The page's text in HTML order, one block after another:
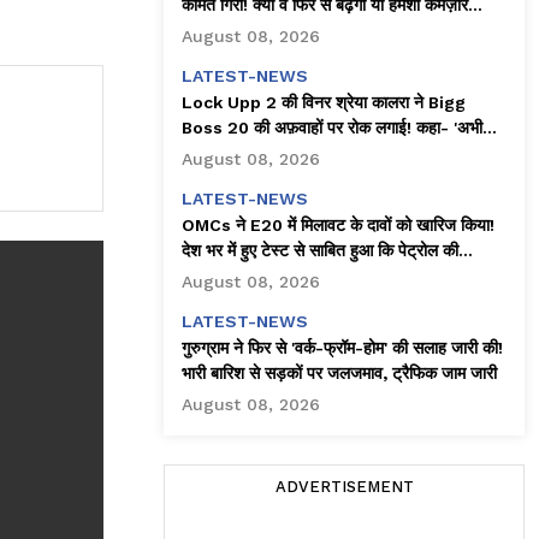
कीमतें गिरीं! क्या वे फिर से बढ़ेंगी या हमेशा कमज़ोर
रहेंगी?
August 08, 2026
LATEST-NEWS
Lock Upp 2 की विनर श्रेया कालरा ने Bigg
Boss 20 की अफ़वाहों पर रोक लगाई! कहा- 'अभी
कोई प्लान नहीं है'
August 08, 2026
LATEST-NEWS
OMCs ने E20 में मिलावट के दावों को खारिज किया!
देश भर में हुए टेस्ट से साबित हुआ कि पेट्रोल की
क्वालिटी पूरी तरह से स्टैंडर्ड्स के मुताबिक है
August 08, 2026
LATEST-NEWS
गुरुग्राम ने फिर से 'वर्क-फ्रॉम-होम' की सलाह जारी की!
भारी बारिश से सड़कों पर जलजमाव, ट्रैफिक जाम जारी
August 08, 2026
ADVERTISEMENT